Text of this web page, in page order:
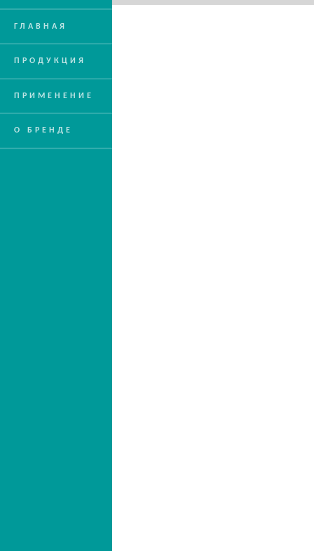
ГЛАВНАЯ
ПРОДУКЦИЯ
ПРИМЕНЕНИЕ
О БРЕНДЕ